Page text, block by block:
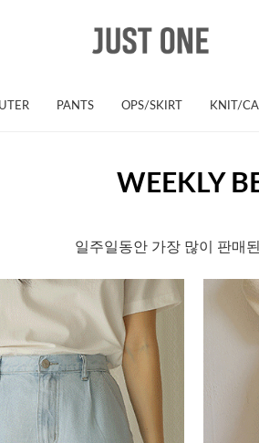
PANTS OPS/SKIRT KNIT/
WEEKLY
일주일동안 가장 많이 판매